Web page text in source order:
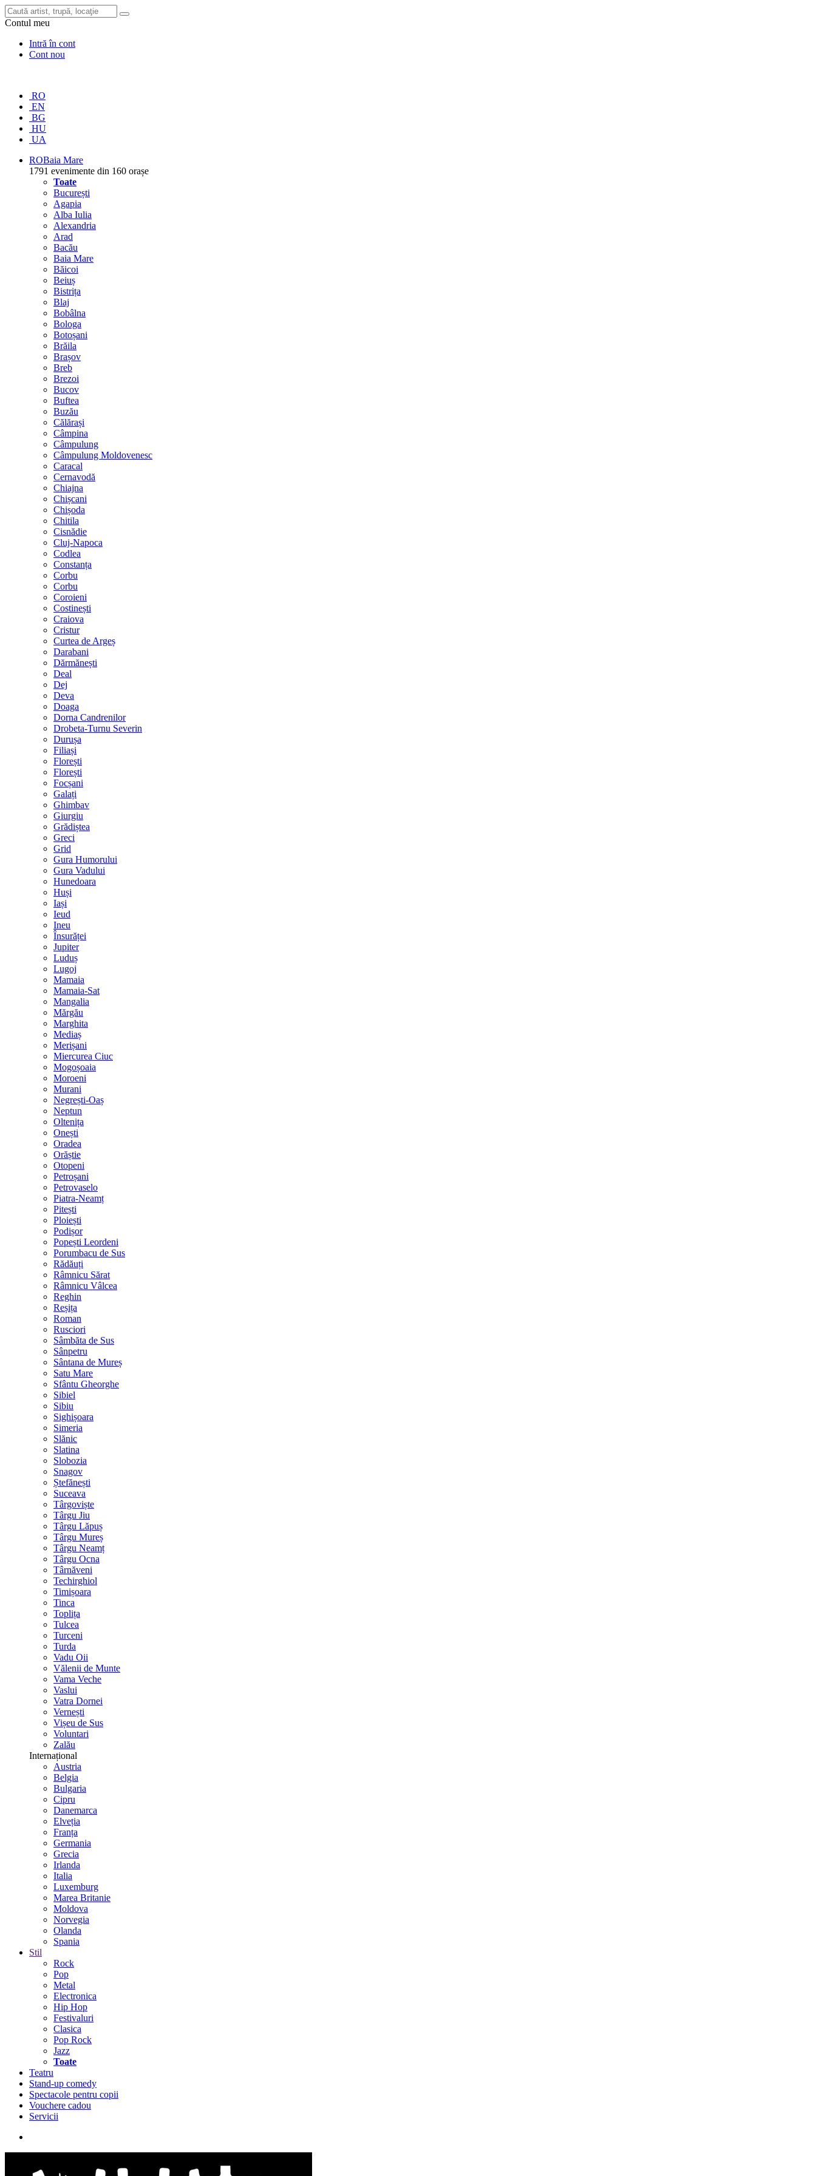
Contul meu
Intră în cont
Cont nou
RO
EN
BG
HU
UA
ROBaia Mare
1791 evenimente din 160 orașe
Toate
București
Agapia
Alba Iulia
Alexandria
Arad
Bacău
Baia Mare
Băicoi
Beiuș
Bistrița
Blaj
Bobâlna
Bologa
Botoșani
Brăila
Brașov
Breb
Brezoi
Bucov
Buftea
Buzău
Călărași
Câmpina
Câmpulung
Câmpulung Moldovenesc
Caracal
Cernavodă
Chiajna
Chișcani
Chișoda
Chitila
Cisnădie
Cluj-Napoca
Codlea
Constanța
Corbu
Corbu
Coroieni
Costinești
Craiova
Cristur
Curtea de Argeș
Darabani
Dărmănești
Deal
Dej
Deva
Doaga
Dorna Candrenilor
Drobeta-Turnu Severin
Durușa
Filiași
Florești
Florești
Focșani
Galați
Ghimbav
Giurgiu
Grădiștea
Greci
Grid
Gura Humorului
Gura Vadului
Hunedoara
Huși
Iași
Ieud
Ineu
Însurăței
Jupiter
Luduș
Lugoj
Mamaia
Mamaia-Sat
Mangalia
Mărgău
Marghita
Mediaș
Merișani
Miercurea Ciuc
Mogoșoaia
Moroeni
Murani
Negrești-Oaș
Neptun
Oltenița
Onești
Oradea
Orăștie
Otopeni
Petroșani
Petrovaselo
Piatra-Neamț
Pitești
Ploiești
Podișor
Popești Leordeni
Porumbacu de Sus
Rădăuți
Râmnicu Sărat
Râmnicu Vâlcea
Reghin
Reșița
Roman
Rusciori
Sâmbăta de Sus
Sânpetru
Sântana de Mureș
Satu Mare
Sfântu Gheorghe
Sibiel
Sibiu
Sighișoara
Simeria
Slănic
Slatina
Slobozia
Snagov
Ștefănești
Suceava
Târgoviște
Târgu Jiu
Târgu Lăpuș
Târgu Mureș
Târgu Neamț
Târgu Ocna
Târnăveni
Techirghiol
Timișoara
Tinca
Toplița
Tulcea
Turceni
Turda
Vadu Oii
Vălenii de Munte
Vama Veche
Vaslui
Vatra Dornei
Vernești
Vișeu de Sus
Voluntari
Zalău
Internațional
Austria
Belgia
Bulgaria
Cipru
Danemarca
Elveția
Franța
Germania
Grecia
Irlanda
Italia
Luxemburg
Marea Britanie
Moldova
Norvegia
Olanda
Spania
Stil
Rock
Pop
Metal
Electronica
Hip Hop
Festivaluri
Clasica
Pop Rock
Jazz
Toate
Teatru
Stand-up comedy
Spectacole pentru copii
Vouchere cadou
Servicii